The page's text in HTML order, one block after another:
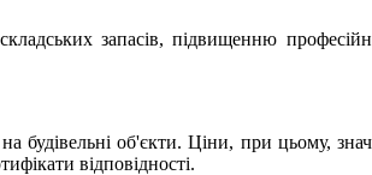
запасів, підвищенню
будівельні об'єкти. Ціни, при цьому,
відповідності.